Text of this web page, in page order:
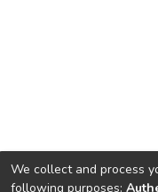
We collect and process
following purposes: